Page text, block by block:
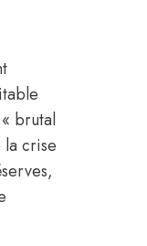
brutal
crise